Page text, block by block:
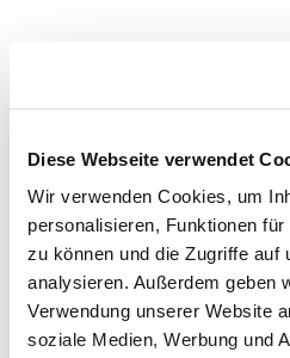
Diese Webseite verwendet
Wir verwenden Cookies, um
personalisieren, Funktionen
zu können und die Zugriffe auf
analysieren. Außerdem geben
Verwendung unserer Website
soziale Medien, Werbung und